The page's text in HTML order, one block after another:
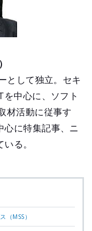
として独立。セキ
中心に、ソフト
材活動に従事す
心に特集記事、ニ
る。
（MSS）